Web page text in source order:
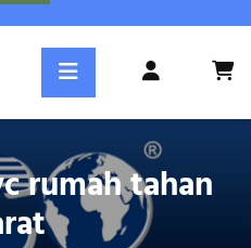
Register
rumah tahan